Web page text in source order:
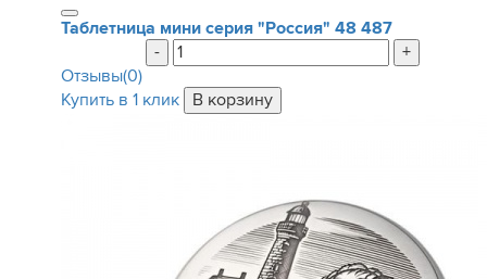
Таблетница мини серия "Россия" 48 487
-
+
Отзывы(0)
Купить в 1 клик